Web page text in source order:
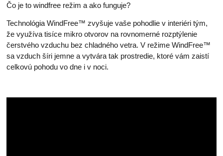
Čo je to windfree režim a ako funguje?
Technológia WindFree™ zvyšuje vaše pohodlie v interiéri tým,
že využíva tisíce mikro otvorov na rovnomerné rozptýlenie
čerstvého vzduchu bez chladného vetra. V režime WindFree™
sa vzduch šíri jemne a vytvára tak prostredie, ktoré vám zaistí
celkovú pohodu vo dne i v noci.